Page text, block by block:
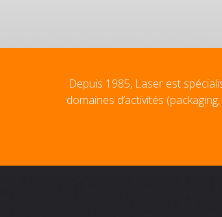
Depuis 1985, Laser est
domaines d’activités